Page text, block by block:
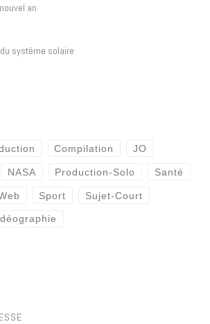
an
système solaire
Compilation JO
NASA Production-Solo Santé
Sport Sujet-Court